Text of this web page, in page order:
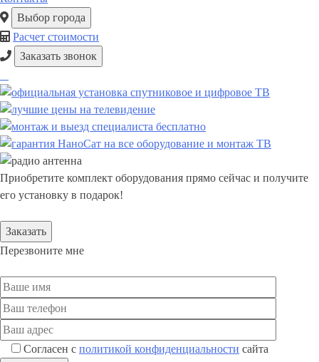
Выбор города
Расчет стоимости
Заказать звонок
Приобретите комплект оборудования прямо сейчас и получите
его установку в подарок!
Заказать
Перезвоните мне
Согласен с политикой конфиденциальности сайта